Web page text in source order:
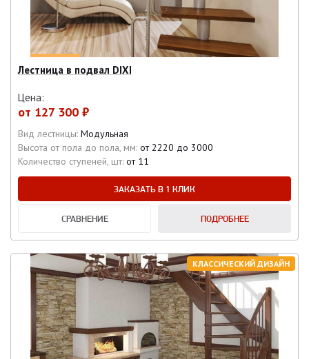
Лестница в подвал DIXI
Цена:
от 127 300 ₽
Вид лестницы: Модульная
Высота от пола до пола, мм: от 2220 до 3000
Количество ступеней, шт: от 11
ЗАКАЗАТЬ В 1 КЛИК
СРАВНЕНИЕ ПОДРОБНЕЕ
КЛАССИЧЕСКИЙ ДИЗАЙН